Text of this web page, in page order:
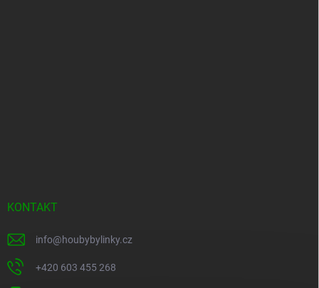
KONTAKT
info@houbybylinky.cz
+420 603 455 268